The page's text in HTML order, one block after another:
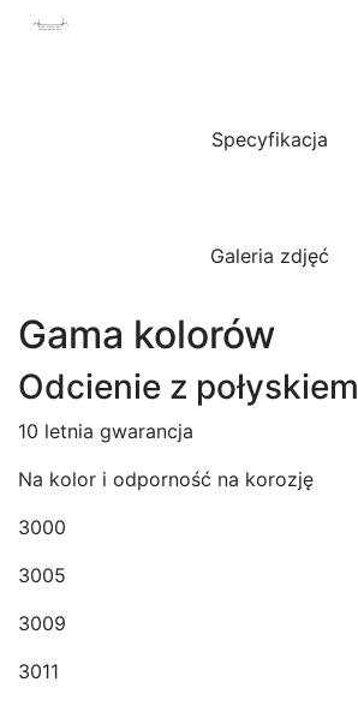
Specyfikacja
Galeria zdjęć
Gama kolorów
Odcienie z połyskiem
10 letnia gwarancja
Na kolor i odporność na korozję
3000
3005
3009
3011